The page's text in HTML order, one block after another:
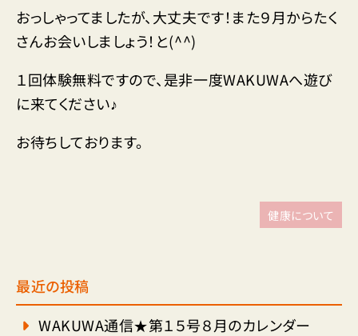
おっしゃってましたが、大丈夫です！また９月からたく
さんお会いしましょう！と(^^)
１回体験無料ですので、是非一度WAKUWAへ遊び
に来てください♪
お待ちしております。
健康について
最近の投稿
WAKUWA通信★第１５号８月のカレンダー